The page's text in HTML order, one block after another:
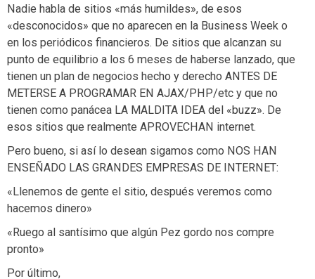
Nadie habla de sitios «más humildes», de esos
«desconocidos» que no aparecen en la Business Week o
en los periódicos financieros. De sitios que alcanzan su
punto de equilibrio a los 6 meses de haberse lanzado, que
tienen un plan de negocios hecho y derecho ANTES DE
METERSE A PROGRAMAR EN AJAX/PHP/etc y que no
tienen como panácea LA MALDITA IDEA del «buzz». De
esos sitios que realmente APROVECHAN internet.
Pero bueno, si así lo desean sigamos como NOS HAN
ENSEÑADO LAS GRANDES EMPRESAS DE INTERNET:
«Llenemos de gente el sitio, después veremos como
hacemos dinero»
«Ruego al santísimo que algún Pez gordo nos compre
pronto»
Por último,